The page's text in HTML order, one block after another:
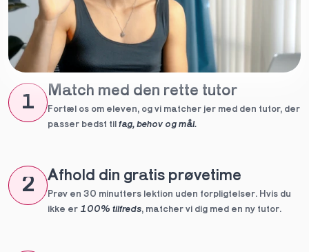
1
Match med den rette tutor
Fortæl os om eleven, og vi matcher jer med den tutor, der
passer bedst til fag, behov og mål.
2 Afhold din gratis prøvetime
Prøv en 30 minutters lektion uden forpligtelser. Hvis du
ikke er 100% tilfreds, matcher vi dig med en ny tutor.